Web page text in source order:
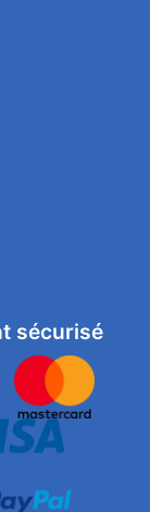
sécurisé